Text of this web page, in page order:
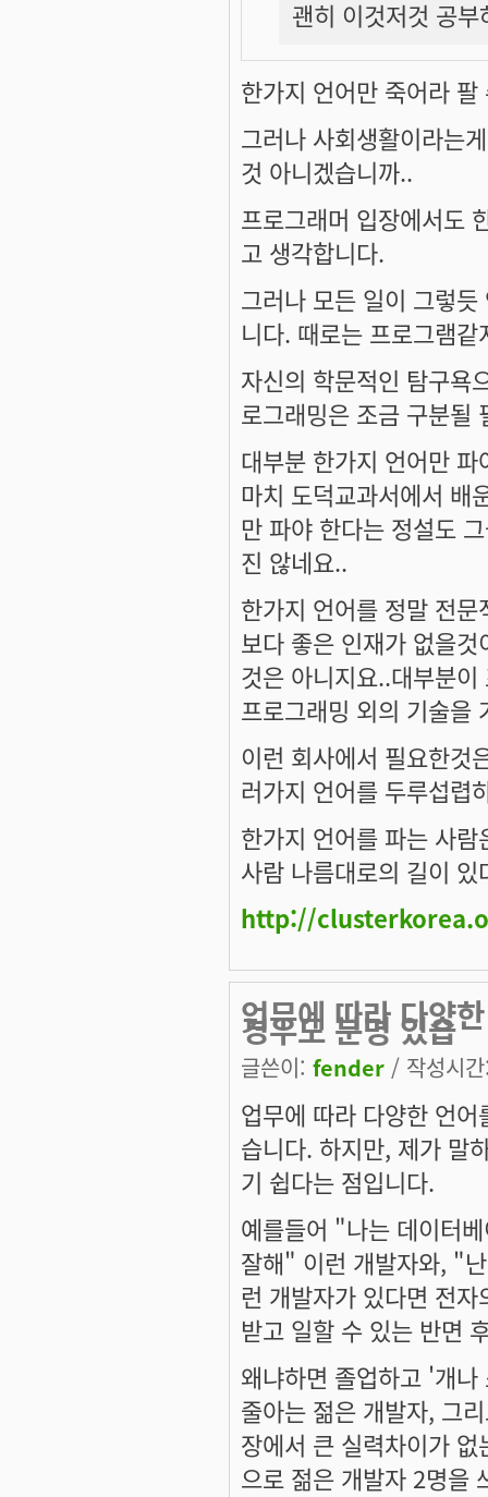
괜히 이것저것 공
한가지 언어만 죽어라
그러나 사회생활이라는
것 아니겠습니까..
프로그래머 입장에서도
고 생각합니다.
그러나 모든 일이 그렇
니다. 때로는 프로그램
자신의 학문적인 탐구욕
로그래밍은 조금 구분될
대부분 한가지 언어만
마치 도덕교과서에서 배
만 파야 한다는 정설도
진 않네요..
한가지 언어를 정말 전
보다 좋은 인재가 없을
것은 아니지요..대부분
프로그래밍 외의 기술을
이런 회사에서 필요한것
러가지 언어를 두루섭렵
한가지 언어를 파는 사
사람 나름대로의 길이
http://
업무에 따라 다양
경우도 분명 있습
글쓴이: fender / 작성시
업무에 따라 다양한 언
습니다. 하지만, 제가 말
기 쉽다는 점입니다.
예를들어 "나는 데이터
잘해" 이런 개발자와, "
런 개발자가 있다면 전
받고 일할 수 있는 반면
왜냐하면 졸업하고 '개
줄아는 젊은 개발자, 그
장에서 큰 실력차이가
으로 젊은 개발자 2명을